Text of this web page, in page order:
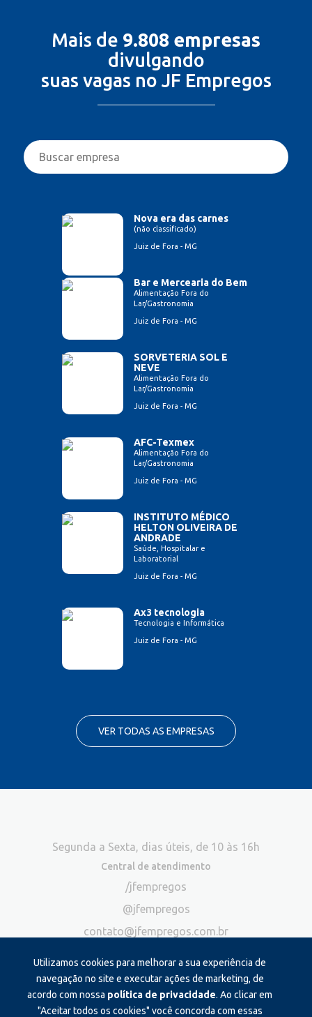
Mais de 9.808 empresas
divulgando
suas vagas no JF Empregos
Nova era das carnes
(não classificado)
Juiz de Fora - MG
Bar e Mercearia do Bem
Alimentação Fora do
Lar/Gastronomia
Juiz de Fora - MG
SORVETERIA SOL E
NEVE
Alimentação Fora do
Lar/Gastronomia
Juiz de Fora - MG
AFC-Texmex
Alimentação Fora do
Lar/Gastronomia
Juiz de Fora - MG
INSTITUTO MÉDICO
HELTON OLIVEIRA DE
ANDRADE
Saúde, Hospitalar e
Laboratorial
Juiz de Fora - MG
Ax3 tecnologia
Tecnologia e Informática
Juiz de Fora - MG
VER TODAS AS EMPRESAS
Utilizamos cookies para melhorar a sua experiência de
navegação no site e executar ações de marketing, de
acordo com nossa política de privacidade. Ao clicar em
"Aceitar todos os cookies" você concorda com essas
Segunda a Sexta, dias úteis, de 10 às 16h
Central de atendimento
/jfempregos
@jfempregos
contato@jfempregos.com.br
Publicidade
*Exclusivo para atendimento via chat. Não atendemos ligações neste
canal